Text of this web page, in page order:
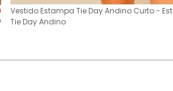
Vestido Estampa Tie Day Andino Curto - Est
Tie Day Andino